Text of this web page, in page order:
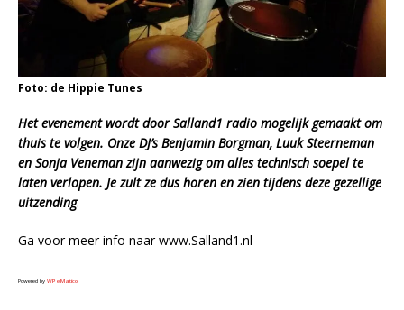
Foto: de Hippie Tunes
Het evenement wordt door Salland1 radio mogelijk gemaakt om
thuis te volgen. Onze DJ’s Benjamin Borgman, Luuk Steerneman
en Sonja Veneman zijn aanwezig om alles technisch soepel te
laten verlopen. Je zult ze dus horen en zien tijdens deze gezellige
uitzending.
Ga voor meer info naar www.Salland1.nl
Powered by WPeMatico